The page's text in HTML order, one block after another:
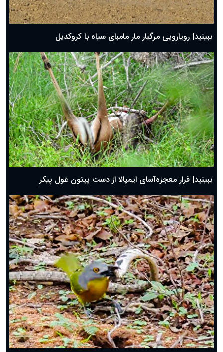
ببینید| رویارویی مرگبار مار مامبای سیاه با کروکدیل
ببینید| فرار معجزه‌آسای ایمپالا از دست پیتون غول پیکر